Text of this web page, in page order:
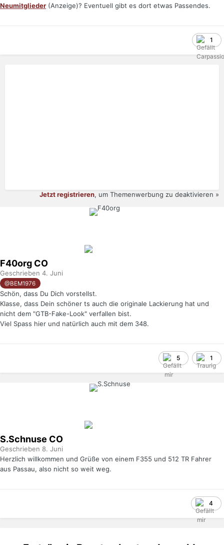
Neumitglieder (Anzeige)? Eventuell gibt es dort etwas Passendes.
1
Jetzt registrieren, um Themenwerbung zu deaktivieren »
F40org CO
Geschrieben 4. Juni
@BEM1976
Schön, dass Du Dich vorstellst.
Klasse, dass Dein schöner ts auch die originale Lackierung hat und
nicht dem "GTB-Fake-Look" verfallen bist.
Viel Spass hier und natürlich auch mit dem 348.
5 1
S.Schnuse CO
Geschrieben 8. Juni
Herzlich willkommen und Grüße von einem F355 und 512 TR Fahrer
aus Passau, also nicht so weit weg.
4